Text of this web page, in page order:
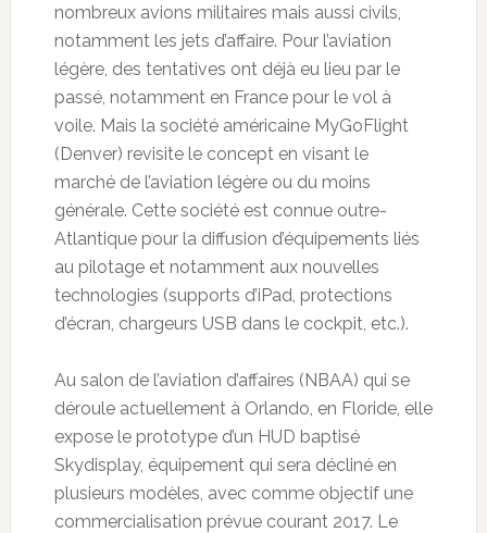
nombreux avions militaires mais aussi civils,
notamment les jets d’affaire. Pour l’aviation
légère, des tentatives ont déjà eu lieu par le
passé, notamment en France pour le vol à
voile. Mais la société américaine MyGoFlight
(Denver) revisite le concept en visant le
marché de l’aviation légère ou du moins
générale. Cette société est connue outre-
Atlantique pour la diffusion d’équipements liés
au pilotage et notamment aux nouvelles
technologies (supports d’iPad, protections
d’écran, chargeurs USB dans le cockpit, etc.).
Au salon de l’aviation d’affaires (NBAA) qui se
déroule actuellement à Orlando, en Floride, elle
expose le prototype d’un HUD baptisé
Skydisplay, équipement qui sera décliné en
plusieurs modèles, avec comme objectif une
commercialisation prévue courant 2017. Le